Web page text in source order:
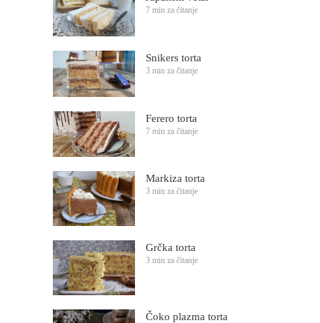
7 min za čitanje
Snikers torta
3 min za čitanje
Ferero torta
7 min za čitanje
Markiza torta
3 min za čitanje
Grčka torta
3 min za čitanje
Čoko plazma torta